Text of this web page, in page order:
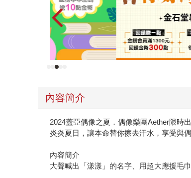
內容簡介
2024蓋亞偶像之夏．偶像樂團Aether限時
炎炎夏日，讓本命替你擦去汗水，享受與
內容簡介
大聲喊出「漾漾」的名字、用超大應援毛